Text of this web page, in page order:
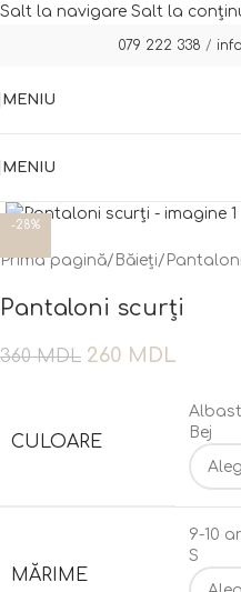
Salt la navigare Salt la
079 222 338 /
MENIU
MENIU
-28%
Prima pagină/ Băieți/
Pantaloni scurți
360MDL 260 MDL
CULOARE
Bej
MĂRIME
9-10
S